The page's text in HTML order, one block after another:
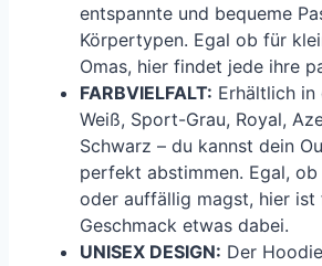
entspannte und bequeme
Körpertypen. Egal ob für
Omas, hier findet jede ihre
FARBVIELFALT: Erhältlich in
Weiß, Sport-Grau, Royal,
Schwarz – du kannst dein
perfekt abstimmen. Egal,
oder auffällig magst, hier ist
Geschmack etwas dabei.
UNISEX DESIGN: Der